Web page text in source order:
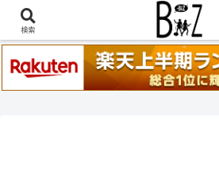
稲葉浩志『en-Zepp』『enⅣ』セ
検索